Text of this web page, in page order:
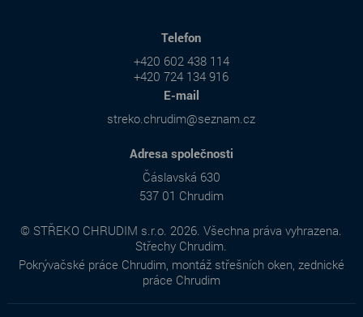
Telefon
+420 602 438 114
+420 724 134 916
E-mail
streko.chrudim@seznam.cz
Adresa společnosti
Čáslavská 630
537 01 Chrudim
© STŘEKO CHRUDIM s.r.o. 2026. Všechna práva vyhrazena.
Střechy Chrudim.
Pokrývačské práce Chrudim, montáž střešních oken, zednické
práce Chrudim